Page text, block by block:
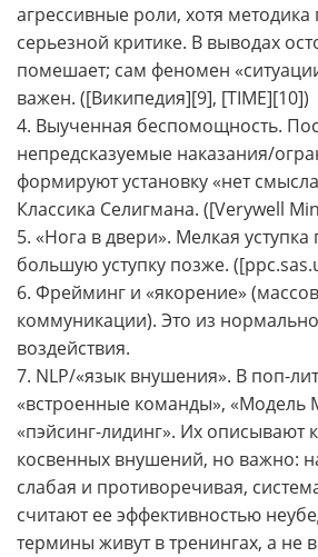
агрессивные роли, хотя методика
серьезной критике. В выводах
помешает; сам феномен
важен. ([Википедия][9], [TIME][10])
4. Выученная беспомощность.
непредсказуемые наказания/
формируют установку «нет
Классика Селигмана. ([Verywell
5. «Нога в двери». Мелкая
большую уступку позже.
6. Фрейминг и «якорение»
коммуникации). Это из
воздействия.
7. NLP/«язык внушения». В поп-
«встроенные команды», «Модель
«пэйсинг-лидинг». Их описывают
косвенных внушений, но важно:
слабая и противоречивая,
считают ее эффективностью
термины живут в тренингах, а не